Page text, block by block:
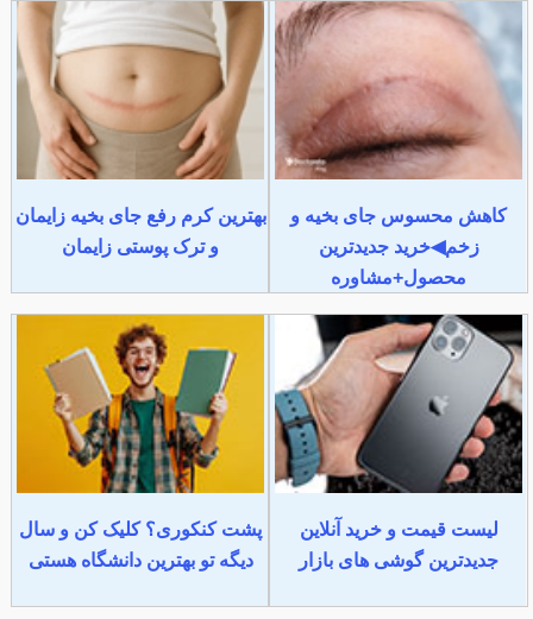
کاهش محسوس جای بخیه و
زخم◀خرید جدیدترین
محصول+مشاوره
بهترین کرم رفع جای بخیه زایمان
و ترک پوستی زایمان
لیست قیمت و خرید آنلاین
جدیدترین گوشی های بازار
پشت کنکوری؟ کلیک کن و سال
دیگه تو بهترین دانشگاه هستی